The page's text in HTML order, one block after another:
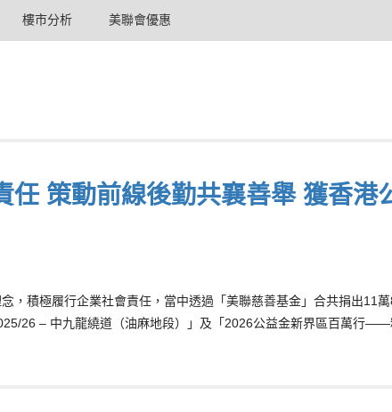
樓市分析 美聯會優惠
任 策動前線後勤共襄善舉 獲香港
，積極履行企業社會責任，當中透過「美聯慈善基金」合共捐出11
26 – 中九龍繞道（油麻地段）」及「2026公益金新界區百萬行——